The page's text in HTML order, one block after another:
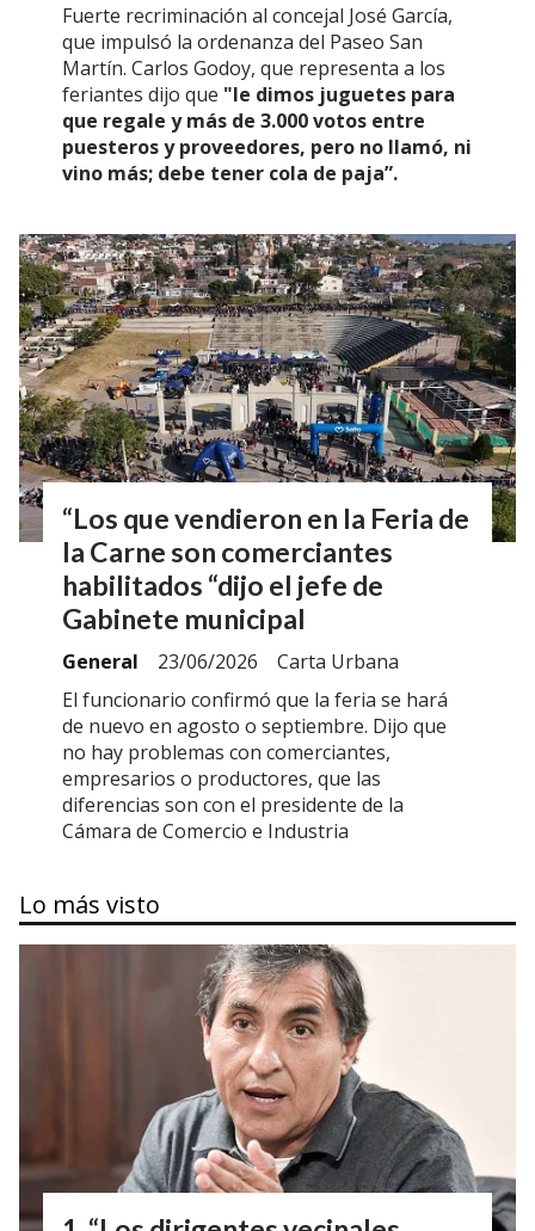
Fuerte recriminación al concejal José García,
que impulsó la ordenanza del Paseo San
Martín. Carlos Godoy, que representa a los
feriantes dijo que "le dimos juguetes para
que regale y más de 3.000 votos entre
puesteros y proveedores, pero no llamó, ni
vino más; debe tener cola de paja”.
“Los que vendieron en la Feria de
la Carne son comerciantes
habilitados “dijo el jefe de
Gabinete municipal
Carta Urbana
General
23/06/2026
El funcionario confirmó que la feria se hará
de nuevo en agosto o septiembre. Dijo que
no hay problemas con comerciantes,
empresarios o productores, que las
diferencias son con el presidente de la
Cámara de Comercio e Industria
Lo más visto